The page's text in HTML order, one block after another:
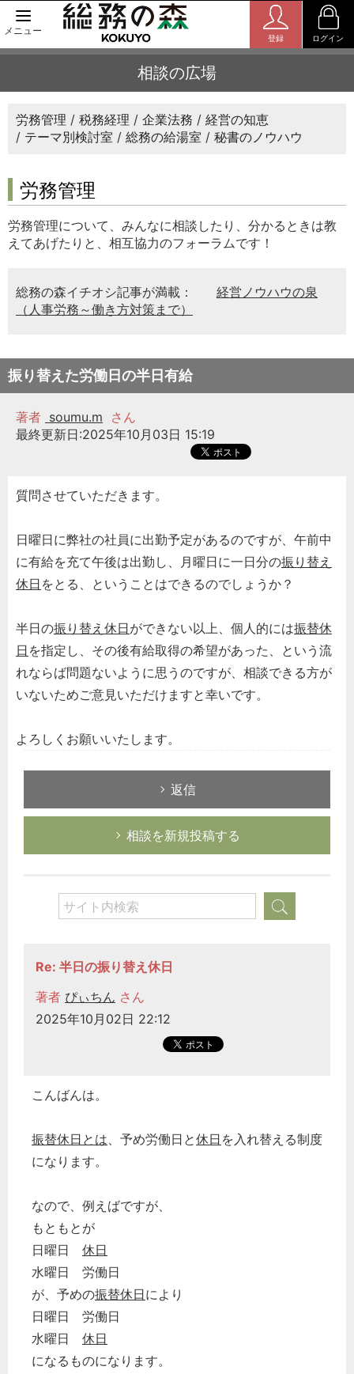
メニュー
登録 ログイン
相談の広場
労務管理 税務経理 企業法務
経営の知恵
テーマ別検討室
総務の給湯室 秘書のノウハウ
労務管理
労務管理について、みんなに相談したり、分かるときは教
えてあげたりと、相互協力のフォーラムです！
総務の森イチオシ記事が満載：
経営ノウハウの泉
（人事労務～働き方対策まで）
振り替えた労働日の半日有給
著者 soumu.m
さん
最終更新日:2025年10月03日 15:19
質問させていただきます。
日曜日に弊社の社員に出勤予定があるのですが、午前中
に有給を充て午後は出勤し、月曜日に一日分の振り替え
休日 をとる、ということはできるのでしょうか？
半日の振り替え休日ができない以上、個人的には振替休
日 を指定し、その後有給取得の希望があった、という流
れならば問題ないように思うのですが、相談できる方が
いないためご意見いただけますと幸いです。
よろしくお願いいたします。
返信
相談を新規投稿する
Re: 半日の振り替え休日
著者 ぴぃちん さん
2025年10月02日 22:12
こんばんは。
振替休日とは、予め労働日と休日 を入れ替える制度
になります。
なので、例えばですが、
もともとが
日曜日 休日
水曜日 労働日
が、予めの振替休日により
日曜日 労働日
水曜日 休日
になるものになります。